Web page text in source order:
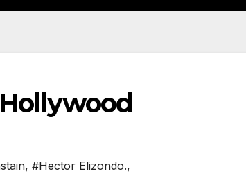
, #Hector Elizondo.,